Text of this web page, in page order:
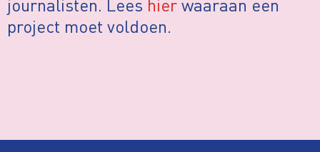
journalisten. Lees hierwaaraan een
project moet voldoen.